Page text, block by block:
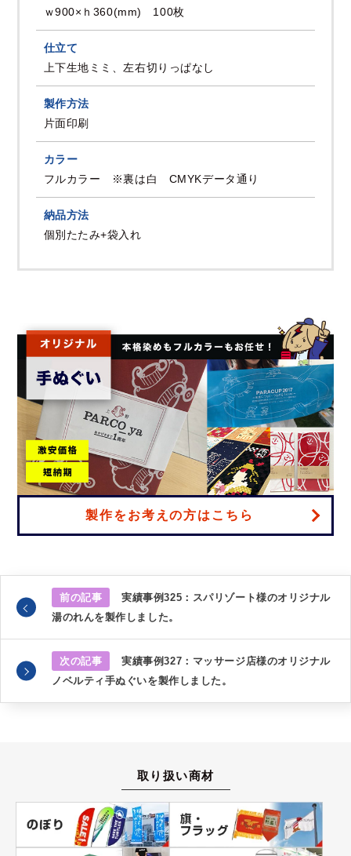
ｗ900×ｈ360(mm) 100枚
仕立て
上下生地ミミ、左右切りっぱなし
製作方法
片面印刷
カラー
フルカラー ※裏は白 CMYKデータ通り
納品方法
個別たたみ+袋入れ
製作をお考えの方はこちら
前の記事
実績事例325：スパリゾート様のオリジナル
湯のれんを製作しました。
次の記事
実績事例327：マッサージ店様のオリジナル
ノベルティ手ぬぐいを製作しました。
取り扱い商材